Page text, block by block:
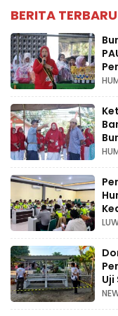
BERITA TERBARU
Uji